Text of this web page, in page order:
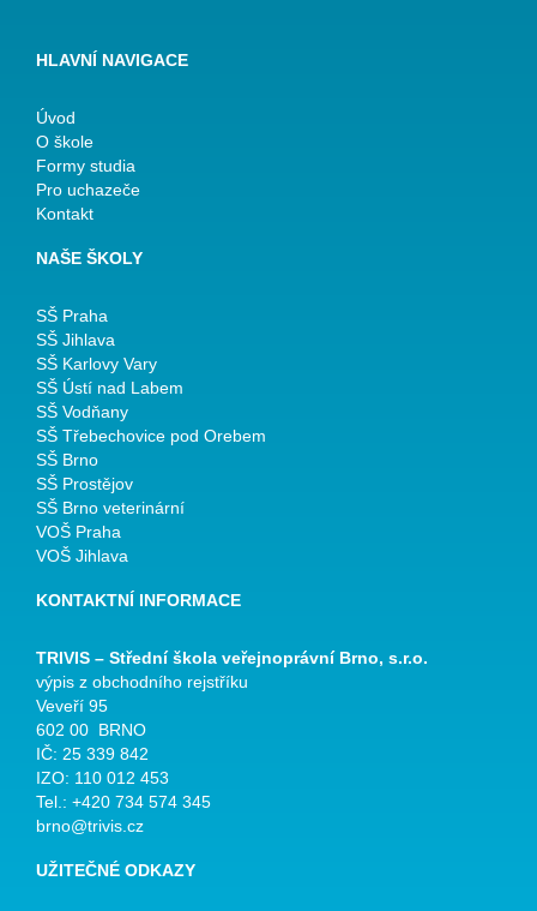
HLAVNÍ NAVIGACE
Úvod
O škole
Formy studia
Pro uchazeče
Kontakt
NAŠE ŠKOLY
SŠ Praha
SŠ Jihlava
SŠ Karlovy Vary
SŠ Ústí nad Labem
SŠ Vodňany
SŠ Třebechovice pod Orebem
SŠ Brno
SŠ Prostějov
SŠ Brno veterinární
VOŠ Praha
VOŠ Jihlava
KONTAKTNÍ INFORMACE
TRIVIS – Střední škola veřejnoprávní Brno, s.r.o.
výpis z obchodního rejstříku
Veveří 95
602 00 BRNO
IČ: 25 339 842
IZO: 110 012 453
Tel.: +420 734 574 345
brno@trivis.cz
UŽITEČNÉ ODKAZY